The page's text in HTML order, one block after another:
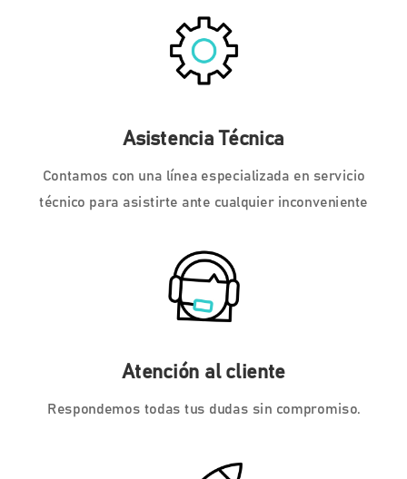
Asistencia Técnica
Contamos con una línea especializada en servicio
técnico para asistirte ante cualquier inconveniente
Atención al cliente
Respondemos todas tus dudas sin compromiso.